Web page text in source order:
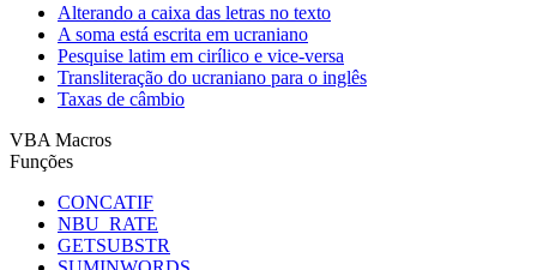
Alterando a caixa das letras no texto
A soma está escrita em ucraniano
Pesquise latim em cirílico e vice-versa
Transliteração do ucraniano para o inglês
Taxas de câmbio
VBA Macros
Funções
CONCATIF
NBU_RATE
GETSUBSTR